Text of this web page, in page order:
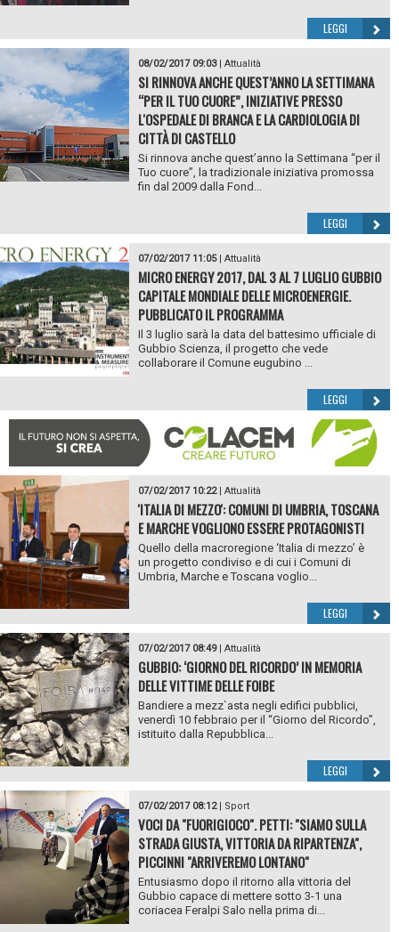
LEGGI
08/02/2017 09:03| Attualità
SI RINNOVA ANCHE QUEST’ANNO LA SETTIMANA
“PER IL TUO CUORE”, INIZIATIVE PRESSO
L'OSPEDALE DI BRANCA E LA CARDIOLOGIA DI
CITTÀ DI CASTELLO
Si rinnova anche quest’anno la Settimana “per il
Tuo cuore”, la tradizionale iniziativa promossa
fin dal 2009 dalla Fond...
LEGGI
07/02/2017 11:05| Attualità
MICRO ENERGY 2017, DAL 3 AL 7 LUGLIO GUBBIO
CAPITALE MONDIALE DELLE MICROENERGIE.
PUBBLICATO IL PROGRAMMA
Il 3 luglio sarà la data del battesimo ufficiale di
Gubbio Scienza, il progetto che vede
collaborare il Comune eugubino ...
LEGGI
07/02/2017 10:22| Attualità
'ITALIA DI MEZZO': COMUNI DI UMBRIA, TOSCANA
E MARCHE VOGLIONO ESSERE PROTAGONISTI
Quello della macroregione ‘Italia di mezzo’ è
un progetto condiviso e di cui i Comuni di
Umbria, Marche e Toscana voglio...
LEGGI
07/02/2017 08:49| Attualità
GUBBIO: ‘GIORNO DEL RICORDO’ IN MEMORIA
DELLE VITTIME DELLE FOIBE
Bandiere a mezz`asta negli edifici pubblici,
venerdì 10 febbraio per il “Giorno del Ricordo”,
istituito dalla Repubblica...
LEGGI
07/02/2017 08:12| Sport
VOCI DA "FUORIGIOCO". PETTI: "SIAMO SULLA
STRADA GIUSTA, VITTORIA DA RIPARTENZA",
PICCINNI "ARRIVEREMO LONTANO"
Entusiasmo dopo il ritorno alla vittoria del
Gubbio capace di mettere sotto 3-1 una
coriacea Feralpi Salo nella prima di...